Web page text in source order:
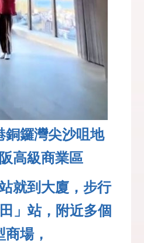
銅鑼灣尖沙咀地
高級商業區
就到大廈，步行
」站，附近多個
商場，